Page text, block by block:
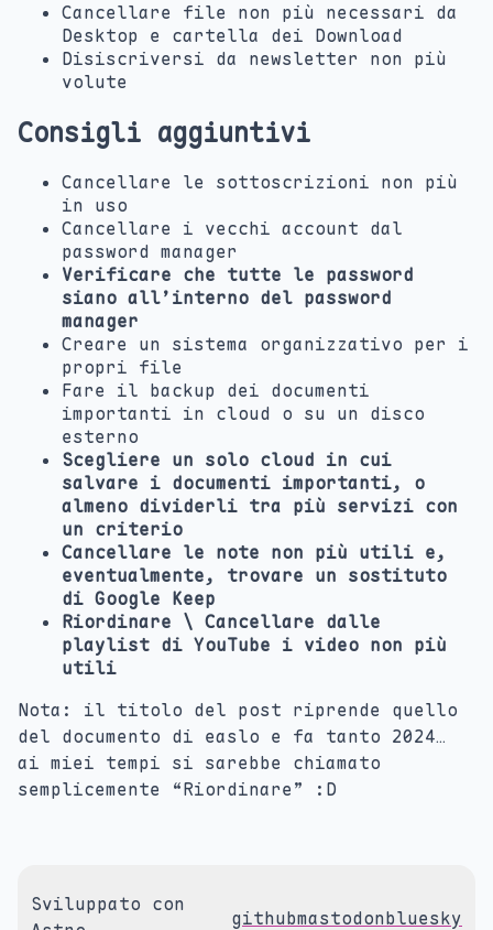
Cancellare file non più necessari da
Desktop e cartella dei Download
Disiscriversi da newsletter non più
volute
Consigli aggiuntivi
Cancellare le sottoscrizioni non più
in uso
Cancellare i vecchi account dal
password manager
Verificare che tutte le password
siano all’interno del password
manager
Creare un sistema organizzativo per i
propri file
Fare il backup dei documenti
importanti in cloud o su un disco
esterno
Scegliere un solo cloud in cui
salvare i documenti importanti, o
almeno dividerli tra più servizi con
un criterio
Cancellare le note non più utili e,
eventualmente, trovare un sostituto
di Google Keep
Riordinare \ Cancellare dalle
playlist di YouTube i video non più
utili
Nota: il titolo del post riprende quello
del documento di easlo e fa tanto 2024…
ai miei tempi si sarebbe chiamato
semplicemente “Riordinare” :D
Sviluppato con
githubmastodonbluesky